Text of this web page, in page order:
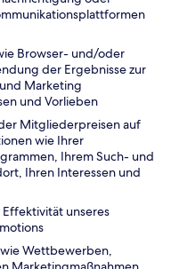
Browser- und/oder
der Ergebnisse zur
Marketing
und Vorlieben
Mitgliederpreisen auf
wie Ihrer
Ihrem Such- und
Ihren Interessen und
unseres
Wettbewerben,